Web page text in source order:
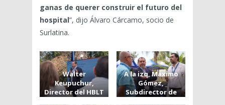
ganas de querer construir el futuro del
hospital”, dijo Álvaro Cárcamo, socio de
Surlatina.
Walter
Keupuchur,
Director del HBLT
A la izq, Máximo
Gómez,
Subdirector de